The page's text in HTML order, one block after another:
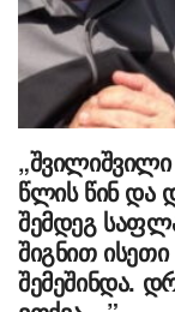
წლის წინ და
შემდეგ
შიგნით
შემეშინდა.